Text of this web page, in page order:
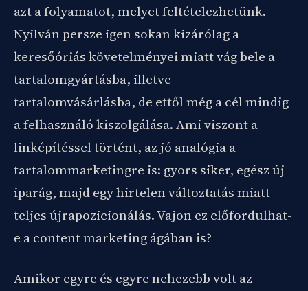
azt a folyamatot, melyet feltételezhetünk.
Nyilván persze igen sokan kizárólag a
keresőóriás követelményei miatt vág bele a
tartalomgyártásba, illetve
tartalomvásárlásba, de ettől még a cél mindig
a felhasználó kiszolgálása. Ami viszont a
linképítéssel történt, az jó analógia a
tartalommarketingre is: gyors siker, egész új
iparág, majd egy hirtelen változtatás miatt
teljes újrapozicionálás. Vajon ez előfordulhat-
e a content marketing ágában is?
Amikor egyre és egyre nehezebb volt az